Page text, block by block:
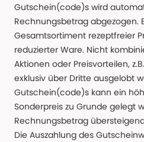
Gutschein(code)s wird
Rechnungsbetrag abgezogen.
Gesamtsortiment rezeptfreier
reduzierter Ware. Nicht
Aktionen oder Preisvorteilen,
exklusiv über Dritte ausgelobt
Gutschein(code)s kann ein
Sonderpreis zu Grunde gelegt
Rechnungsbetrag
Die Auszahlung des